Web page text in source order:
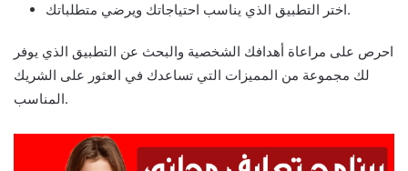
اختر التطبيق الذي يناسب احتياجاتك ويرضي متطلباتك.
احرص على مراعاة أهدافك الشخصية والبحث عن التطبيق الذي يوفر
لك مجموعة من المميزات التي تساعدك في العثور على الشريك
المناسب.